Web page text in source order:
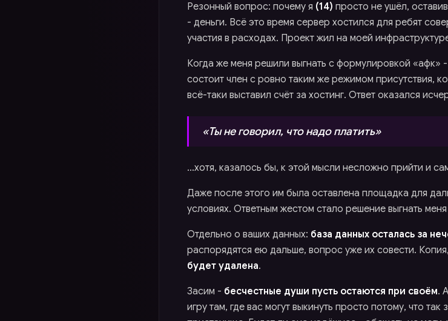
Резонный вопрос: почему я (14) просто не ушёл,
- деньги. Всё это время сервер хостился для ребят
участия в расходах. Проект жил на моей
Когда же меня решили выгнать с формулировкой «афк»
состоит член с ровно таким же режимом присутствия,
всё-таки выставил счёт за хостинг. Ответ оказался
«Ты не говорил, что надо платить»
…хотя, казалось бы, к этой мысли несложно прийти и
Даже после этого им была оставлена площадка для
условиях. Ответным жестом стало решение выгнать
Отдельно о ваших данных: база данных осталась за
распорядятся ею дальше, вопрос уже их совести.
будет удалена.
Засим - бесчестные души пусть остаются при своём.
игру там, где вас могут выкинуть просто потому, что